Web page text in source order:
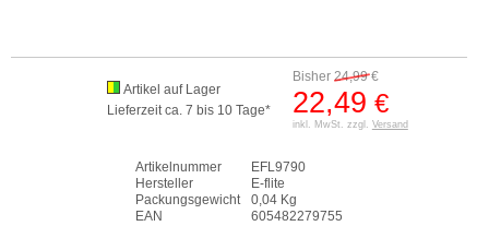
Bisher 24,99€
22,49 €
inkl. MwSt. zzgl. Versand
Artikel auf Lager
Lieferzeit ca. 7 bis 10 Tage*
Artikelnummer
EFL9790
Hersteller
E-flite
Packungsgewicht
0,04 Kg
EAN
605482279755